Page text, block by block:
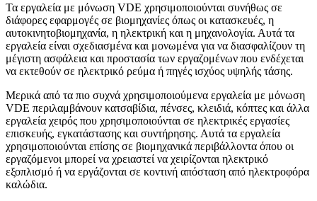
Τα εργαλεία με μόνωση VDE χρησιμοποιούνται συνήθως σε
διάφορες εφαρμογές σε βιομηχανίες όπως οι κατασκευές, η
αυτοκινητοβιομηχανία, η ηλεκτρική και η μηχανολογία. Αυτά τα
εργαλεία είναι σχεδιασμένα και μονωμένα για να διασφαλίζουν τη
μέγιστη ασφάλεια και προστασία των εργαζομένων που ενδέχεται
να εκτεθούν σε ηλεκτρικό ρεύμα ή πηγές ισχύος υψηλής τάσης.
Μερικά από τα πιο συχνά χρησιμοποιούμενα εργαλεία με μόνωση
VDE περιλαμβάνουν κατσαβίδια, πένσες, κλειδιά, κόπτες και άλλα
εργαλεία χειρός που χρησιμοποιούνται σε ηλεκτρικές εργασίες
επισκευής, εγκατάστασης και συντήρησης. Αυτά τα εργαλεία
χρησιμοποιούνται επίσης σε βιομηχανικά περιβάλλοντα όπου οι
εργαζόμενοι μπορεί να χρειαστεί να χειρίζονται ηλεκτρικό
εξοπλισμό ή να εργάζονται σε κοντινή απόσταση από ηλεκτροφόρα
καλώδια.